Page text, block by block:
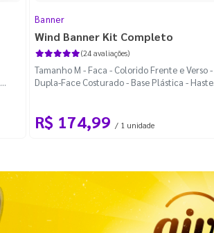
Banner
Wind Banner Kit Completo
(24 avaliações)
Tamanho M - Faca - Colorido Frente e Verso -
Dupla-Face Costurado - Base Plástica - Haste
R$ 174,99 / 1 unidade